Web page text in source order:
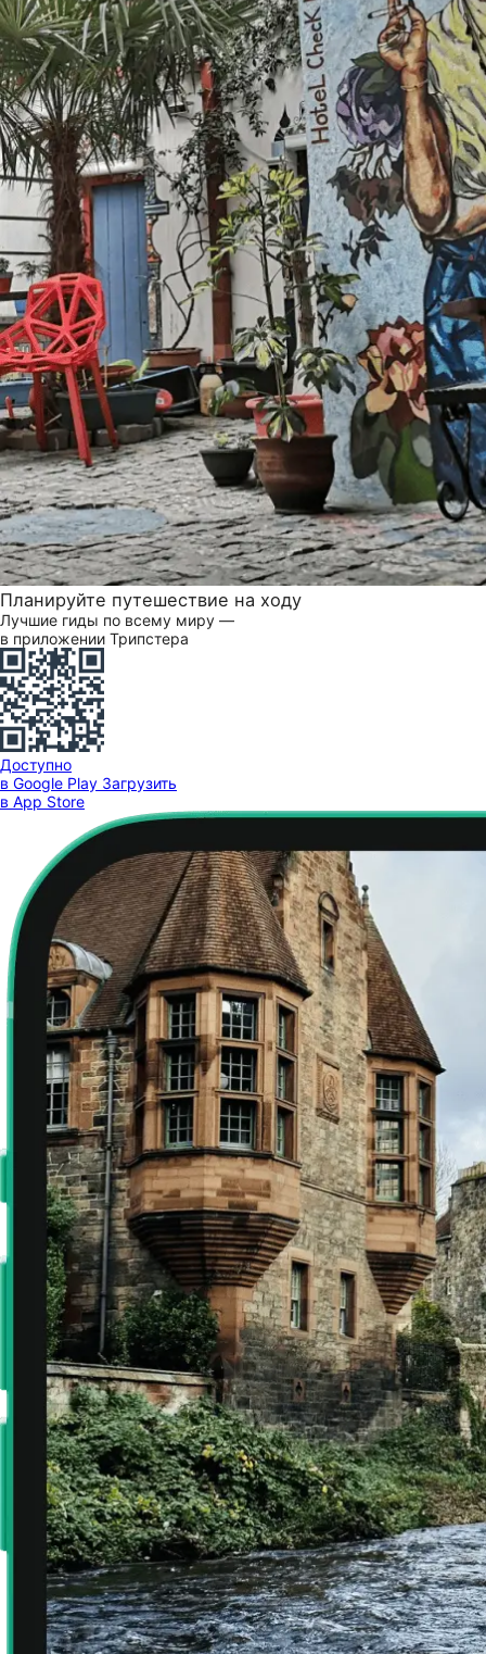
Планируйте путешествие на ходу
Лучшие гиды по всему миру —
в приложении Трипстера
Доступно
в Google Play Загрузить
в App Store